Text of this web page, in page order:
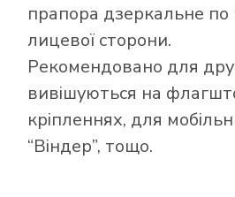
прапора дзеркальне
лицевої сторони.
Рекомендовано для
вивішуються на
кріпленнях, для
“Віндер”, тощо.